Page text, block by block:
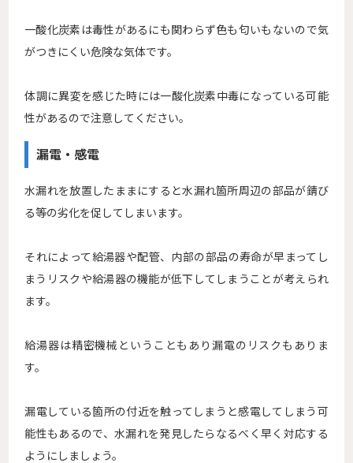
一酸化炭素は毒性があるにも関わらず色も匂いもないので気
がつきにくい危険な気体です。
体調に異変を感じた時には一酸化炭素中毒になっている可能
性があるので注意してください。
漏電・感電
水漏れを放置したままにすると水漏れ箇所周辺の部品が錆び
る等の劣化を促してしまいます。
それによって給湯器や配管、内部の部品の寿命が早まってし
まうリスクや給湯器の機能が低下してしまうことが考えられ
ます。
給湯器は精密機械ということもあり漏電のリスクもありま
す。
漏電している箇所の付近を触ってしまうと感電してしまう可
能性もあるので、水漏れを発見したらなるべく早く対応する
ようにしましょう。